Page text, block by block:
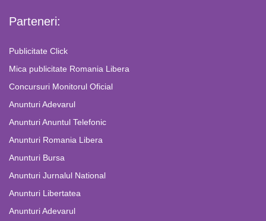
Parteneri:
Publicitate Click
Mica publicitate Romania Libera
Concursuri Monitorul Oficial
Anunturi Adevarul
Anunturi Anuntul Telefonic
Anunturi Romania Libera
Anunturi Bursa
Anunturi Jurnalul National
Anunturi Libertatea
Anunturi Adevarul